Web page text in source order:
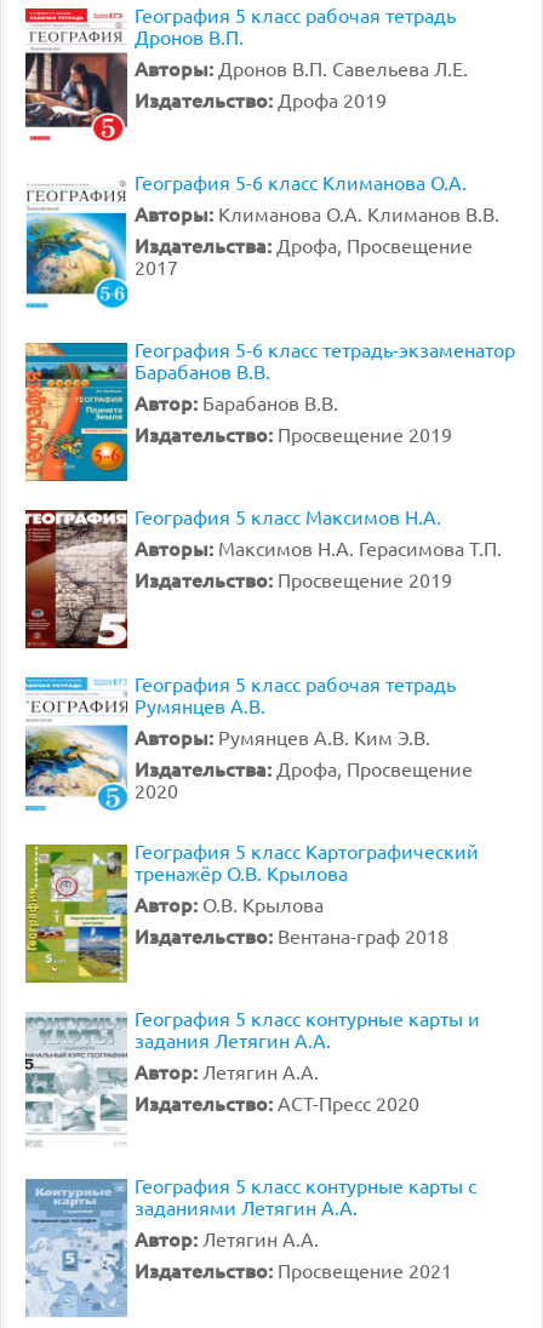
География 5 класс рабочая тетрадь
Дронов В.П.
Авторы: Дронов В.П. Савельева Л.Е.
Издательство: Дрофа 2019
География 5-6 класс Климанова О.А.
Авторы: Климанова О.А. Климанов В.В.
Издательства: Дрофа, Просвещение
2017
География 5-6 класс тетрадь-экзаменатор
Барабанов В.В.
Автор: Барабанов В.В.
Издательство: Просвещение 2019
География 5 класс Максимов Н.А.
Авторы: Максимов Н.А. Герасимова Т.П.
Издательство: Просвещение 2019
География 5 класс рабочая тетрадь
Румянцев А.В.
Авторы: Румянцев А.В. Ким Э.В.
Издательства: Дрофа, Просвещение
2020
География 5 класс Картографический
тренажёр О.В. Крылова
Автор: О.В. Крылова
Издательство: Вентана-граф 2018
География 5 класс контурные карты и
задания Летягин А.А.
Автор: Летягин А.А.
Издательство: АСТ-Пресс 2020
География 5 класс контурные карты с
заданиями Летягин А.А.
Автор: Летягин А.А.
Издательство: Просвещение 2021